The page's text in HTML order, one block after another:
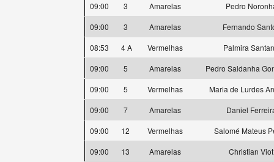
09:00
3 Amarelas
Pedro
09:00
3 Amarelas
Fernando
08:53
4 A Vermelhas
Palmira
09:00
5 Amarelas
Pedro Saldanha
09:00
5 Vermelhas
Maria de Lurdes
09:00
7 Amarelas
Daniel
09:00
12 Vermelhas
Salomé Mateus
09:00
13 Amarelas
Christian Viot